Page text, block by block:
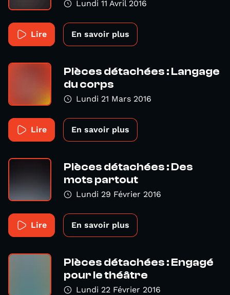
Lundi 11 Avril 2016
Lire En savoir plus
Pièces détachées : Langage
du corps
Lundi 21 Mars 2016
Lire En savoir plus
Pièces détachées : Des
mots partout
Lundi 29 Février 2016
Lire En savoir plus
Pièces détachées : Engagé
pour le théâtre
Lundi 22 Février 2016